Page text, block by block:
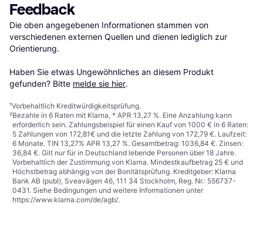
Feedback
Die oben angegebenen Informationen stammen von
verschiedenen externen Quellen und dienen lediglich zur
Orientierung.
Haben Sie etwas Ungewöhnliches an diesem Produkt
gefunden? Bitte melde sie hier.
¹Vorbehaltlich Kreditwürdigkeitsprüfung.
²Bezahle in 6 Raten mit Klarna, * APR 13,27 %. Eine Anzahlung kann
erforderlich sein. Zahlungsbeispiel für einen Kauf von 1000 € in 6 Raten:
5 Zahlungen von 172,81€ und die letzte Zahlung von 172,79 €. Laufzeit:
6 Monate. TIN 13,27% APR 13,27 %. Gesamtbetrag: 1036,84 €. Zinsen:
36,84 €. Gilt nur für in Deutschland lebende Personen über 18 Jahre.
Vorbehaltlich der Zustimmung von Klarna. Mindestkaufbetrag 25 € und
Höchstbetrag abhängig von der Bonitätsprüfung. Kreditgeber: Klarna
Bank AB (publ), Sveavägen 46, 111 34 Stockholm, Reg. Nr.: 556737-
0431. Siehe Bedingungen und weitere Informationen unter
https://www.klarna.com/de/agb/.